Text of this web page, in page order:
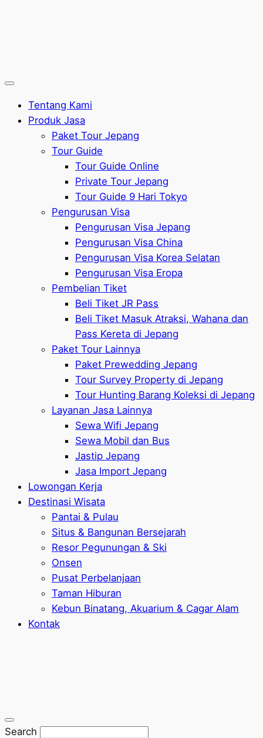
Tentang Kami
Produk Jasa
Paket Tour Jepang
Tour Guide
Tour Guide Online
Private Tour Jepang
Tour Guide 9 Hari Tokyo
Pengurusan Visa
Pengurusan Visa Jepang
Pengurusan Visa China
Pengurusan Visa Korea Selatan
Pengurusan Visa Eropa
Pembelian Tiket
Beli Tiket JR Pass
Beli Tiket Masuk Atraksi, Wahana dan
Pass Kereta di Jepang
Paket Tour Lainnya
Paket Prewedding Jepang
Tour Survey Property di Jepang
Tour Hunting Barang Koleksi di Jepang
Layanan Jasa Lainnya
Sewa Wifi Jepang
Sewa Mobil dan Bus
Jastip Jepang
Jasa Import Jepang
Lowongan Kerja
Destinasi Wisata
Pantai & Pulau
Situs & Bangunan Bersejarah
Resor Pegunungan & Ski
Onsen
Pusat Perbelanjaan
Taman Hiburan
Kebun Binatang, Akuarium & Cagar Alam
Kontak
Search